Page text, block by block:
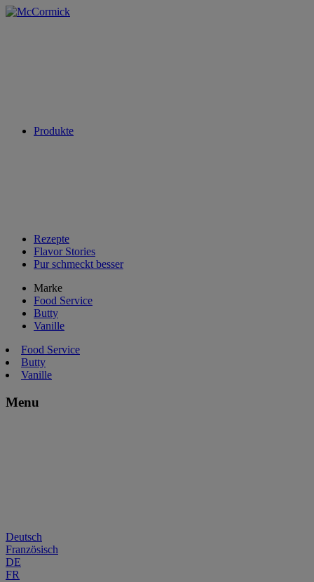
Produkte
Rezepte
Flavor Stories
Pur schmeckt besser
Marke
Food Service
Butty
Vanille
Food Service
Butty
Vanille
Menu
Deutsch
Französisch
DE
FR